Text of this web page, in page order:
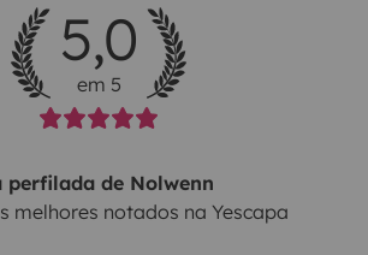
5,0
em 5
perfilada de Nolwenn
melhores notados na Yescapa